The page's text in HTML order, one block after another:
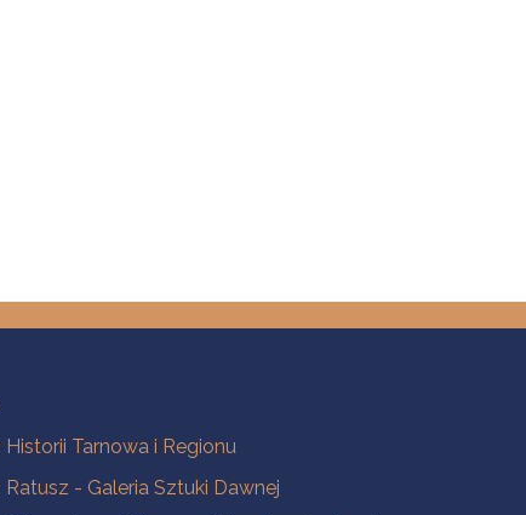
strona
Tarnowa i Regionu
- Galeria Sztuki Dawnej